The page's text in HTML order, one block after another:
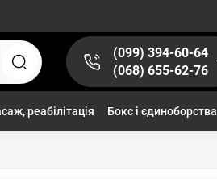
(099) 394-60-64
(068) 655-62-76
реабілітація Бокс і єдиноборства